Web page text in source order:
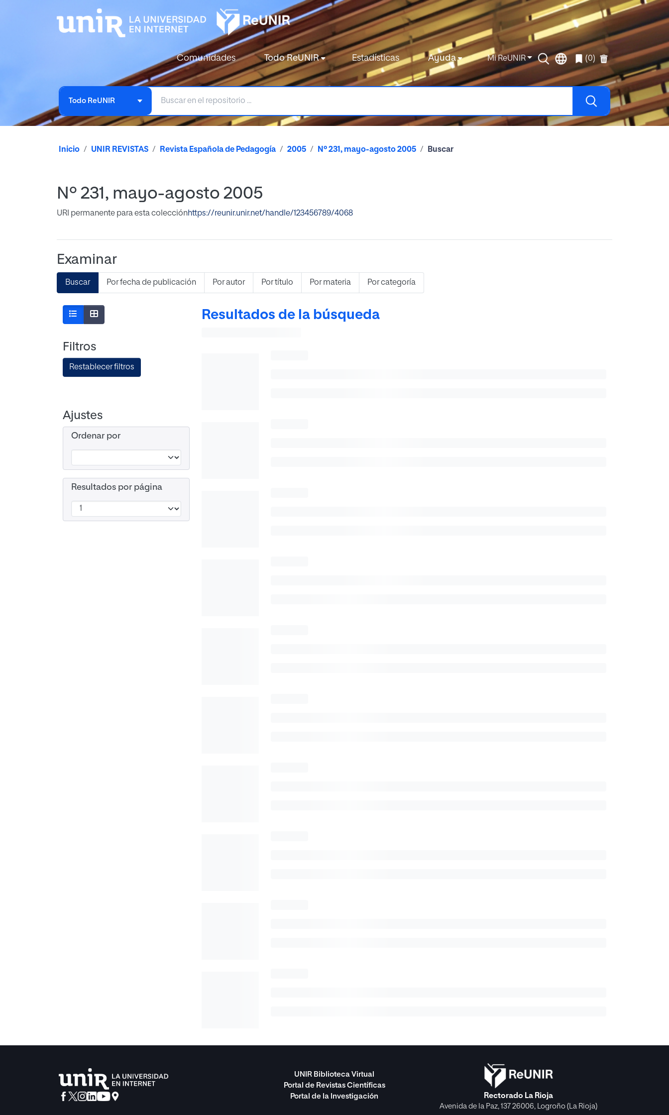
Comunidades Todo ReUNIR Estadísticas Ayuda Mi ReUNIR (0)
Todo ReUNIR
Inicio UNIR REVISTAS Revista Española de Pedagogía 2005 Nº 231, mayo-agosto 2005 Buscar
Nº 231, mayo-agosto 2005
URI permanente para esta colecciónhttps://reunir.unir.net/handle/123456789/4068
Examinar
Buscar Por fecha de publicación Por autor Por título Por materia Por categoría
Filtros
Restablecer filtros
Ajustes
Ordenar por
Resultados por página
Resultados de la búsqueda
UNIR Biblioteca Virtual
Portal de Revistas Científicas
Portal de la Investigación
Rectorado La Rioja
Avenida de la Paz, 137 26006, Logroño (La Rioja)